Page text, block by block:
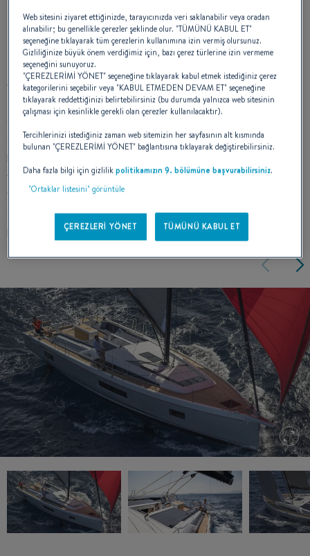
DIŞ MEKAN TASARIMI
görünümünün yanı sıra, yeni gövde yapısı iç mekanda ekstra
yerleşim planlarını mümkün kılıyor. Keskin hatlara sahip bu
tekne ile seyir yapmak oldukça güvenli ve keyifli. Geniş kokpiti,
çeşitli dinlenme ve güneşlenme alanları, kıç tarafta yüzme
platformu ile gerçek bir konfor sunuyor.
Web sitesini ziyaret ettiğinizde, tarayıcınızda veri saklanabilir veya oradan
alınabilir; bu genellikle çerezler şeklinde olur. "TÜMÜNÜ KABUL ET"
seçeneğine tıklayarak tüm çerezlerin kullanımına izin vermiş olursunuz.
Gizliliğinize büyük önem verdiğimiz için, bazı çerez türlerine izin vermeme
seçeneğini sunuyoruz.
"ÇEREZLERİMİ YÖNET" seçeneğine tıklayarak kabul etmek istediğiniz çerez
kategorilerini seçebilir veya "KABUL ETMEDEN DEVAM ET" seçeneğine
tıklayarak reddettiğinizi belirtebilirsiniz (bu durumda yalnızca web sitesinin
çalışması için kesinlikle gerekli olan çerezler kullanılacaktır).
Tercihlerinizi istediğiniz zaman web sitemizin her sayfasının alt kısmında
bulunan "ÇEREZLERİMİ YÖNET" bağlantısına tıklayarak değiştirebilirsiniz.
Daha fazla bilgi için gizlilikpolitikamızın 9. bölümüne başvurabilirsiniz.
"Ortaklar listesini" görüntüle
ÇEREZLERİ YÖNET TÜMÜNÜ KABUL ET